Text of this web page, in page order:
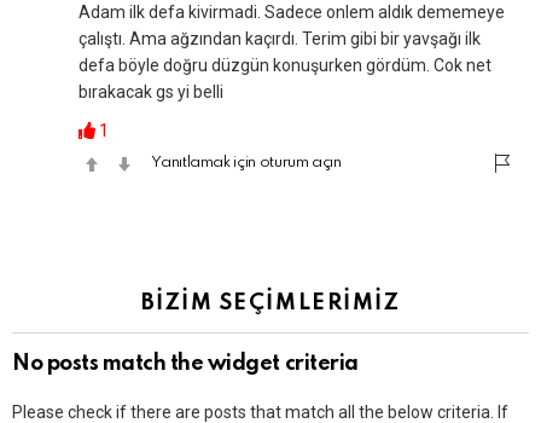
Adam ilk defa kivirmadi. Sadece onlem aldık dememeye
çalıştı. Ama ağzından kaçırdı. Terim gibi bir yavşağı ilk
defa böyle doğru düzgün konuşurken gördüm. Cok net
bırakacak gs yi belli
1
Yanıtlamak için oturum açın
BİZİM SEÇİMLERİMİZ
No posts match the widget criteria
Please check if there are posts that match all the below criteria. If